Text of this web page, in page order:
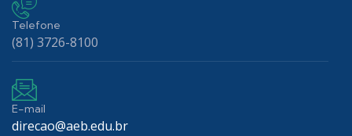
Telefone
(81) 3726-8100
E-mail
direcao@aeb.edu.br